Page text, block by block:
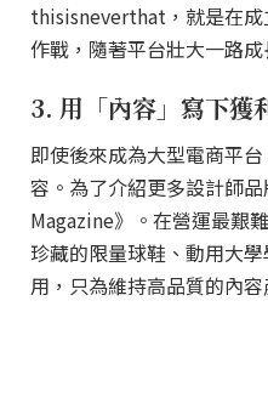
thisisneverthat，就是在成
作戰，隨著平台壯大一路成
3. 用「內容」寫下獲
即使後來成為大型電商平
容。為了介紹更多設計師
Magazine》。在營運最艱
珍藏的限量球鞋、動用大
用，只為維持高品質的內容